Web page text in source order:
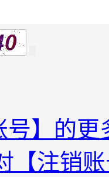
号】的
【注销